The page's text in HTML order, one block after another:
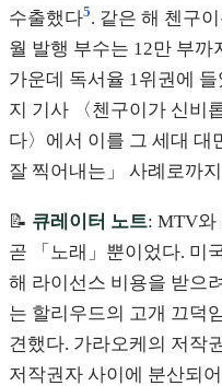
수출했다5. 같은 해 첸구
월 발행 부수는 12만 부까
가운데 독서율 1위권에
지 기사 〈첸구이가 신비
다〉에서 이를 그 세대 대
잘 찍어내는」 사례로까
📝 큐레이터 노트: MTV와
곧 「노래」뿐이었다. 미
해 라이선스 비용을 받으
는 할리우드의 고개 끄덕
견했다. 가라오케의 저작
저작권자 사이에 분산되